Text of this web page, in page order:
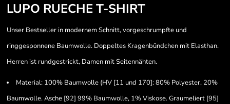
LUPO RUECHE T-SHIRT
Unser Bestseller in modernem Schnitt, vorgeschrumpfte und
ringgesponnene Baumwolle. Doppeltes Kragenbündchen mit Elasthan.
Herren ist rundgestrickt, Damen mit Seitennähten.
Material: 100% Baumwolle (HV [11 und 170]: 80% Polyester, 20%
Baumwolle. Asche [92] 99% Baumwolle, 1% Viskose. Graumeliert [95]